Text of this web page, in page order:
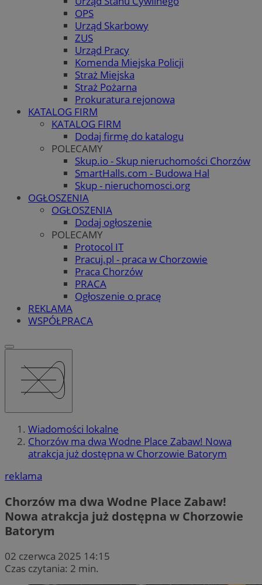
OPS
Urząd Skarbowy
ZUS
Urząd Pracy
Komenda Miejska Policji
Straż Miejska
Straż Pożarna
Prokuratura rejonowa
KATALOG FIRM
KATALOG FIRM
Dodaj firmę do katalogu
POLECAMY
Skup.io - Skup nieruchomości Chorzów
SmartHalls.com - Budowa Hal
Skup - nieruchomosci.org
OGŁOSZENIA
OGŁOSZENIA
Dodaj ogłoszenie
POLECAMY
Protocol IT
Pracuj.pl - praca w Chorzowie
Praca Chorzów
PRACA
Ogłoszenie o pracę
REKLAMA
WSPÓŁPRACA
Wiadomości lokalne
Chorzów ma dwa Wodne Place Zabaw! Nowa
atrakcja już dostępna w Chorzowie Batorym
reklama
Chorzów ma dwa Wodne Place Zabaw!
Nowa atrakcja już dostępna w Chorzowie
Batorym
02 czerwca 2025 14:15
Czas czytania: 2 min.